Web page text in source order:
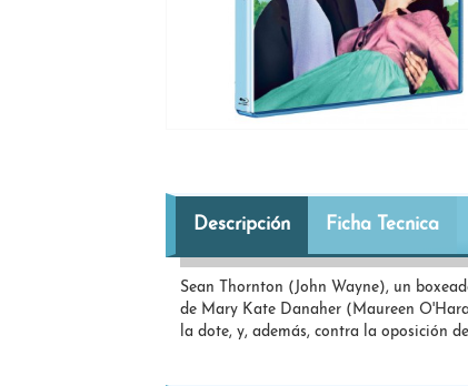
Descripción Ficha Tecnica
Sean Thornton (John Wayne), un
de Mary Kate Danaher (Maureen
la dote, y, además, contra la oposición